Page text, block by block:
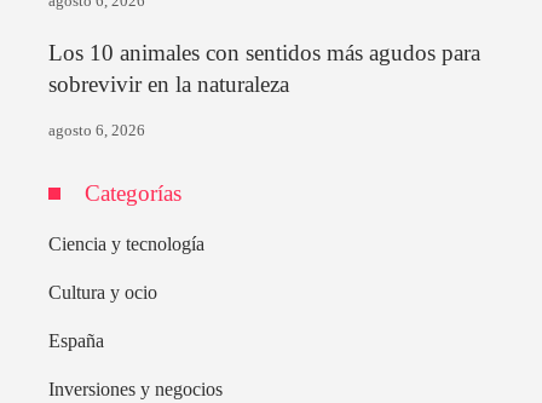
Los 10 animales con sentidos más agudos para
sobrevivir en la naturaleza
agosto 6, 2026
Categorías
Ciencia y tecnología
Cultura y ocio
España
Inversiones y negocios